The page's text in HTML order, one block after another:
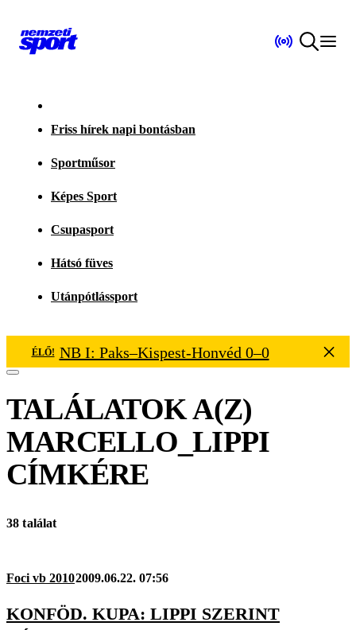
Friss hírek napi bontásban
Sportműsor
Képes Sport
Csupasport
Hátsó füves
Utánpótlássport
ÉLŐ! NB I: Paks–Kispest-Honvéd 0–0
TALÁLATOK A(Z)
MARCELLO_LIPPI
CÍMKÉRE
38 találat
Foci vb 20102009.06.22. 07:56
KONFÖD. KUPA: LIPPI SZERINT